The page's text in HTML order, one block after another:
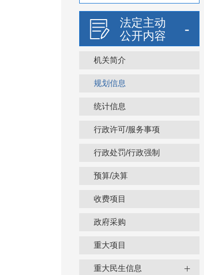
法定主动
公开内容
机关简介
规划信息
统计信息
行政许可/服务事项
行政处罚/行政强制
预算/决算
收费项目
政府采购
重大项目
重大民生信息